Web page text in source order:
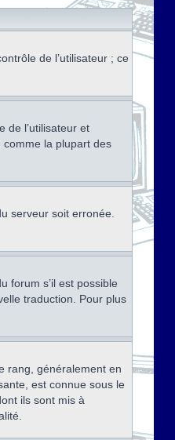
de l’utilisateur ; ce
de l’utilisateur et
comme la plupart des
serveur soit erronée.
forum s’il est possible
traduction. Pour plus
rang, généralement en
est connue sous le
ils sont mis à